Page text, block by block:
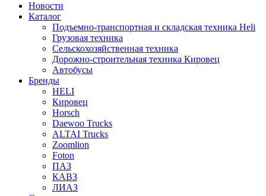
Новости
Каталог
Подъемно-транспортная и складская техника Heli
Грузовая техника
Сельскохозяйственная техника
Дорожно-строительная техника Кировец
Автобусы
Бренды
HELI
Кировец
Horsch
Daewoo Trucks
ALTAI Trucks
Zoomlion
Foton
ПАЗ
КАВЗ
ЛИАЗ